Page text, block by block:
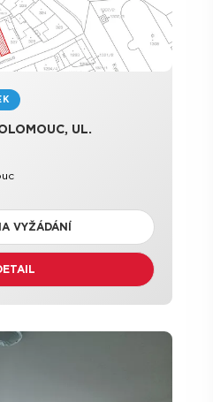
UL.
VYŽÁDÁNÍ